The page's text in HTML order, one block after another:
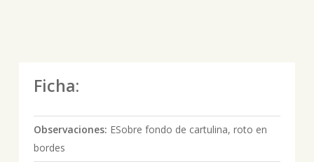
Ficha:
Observaciones: ESobre fondo de cartulina, roto en
bordes